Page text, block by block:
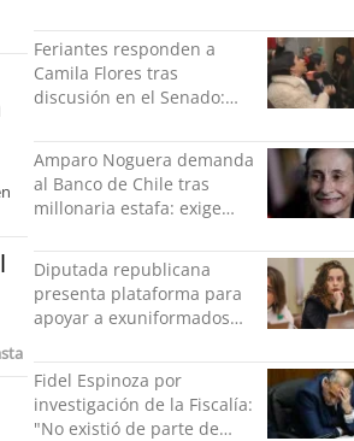
indolente"
Feriantes responden a
Camila Flores tras
discusión en el Senado:
orgullo”
Amparo Noguera demanda
al Banco de Chile tras
millonaria estafa: exige
Diputada republicana
presenta plataforma para
apoyar a exuniformados
social
Fidel Espinoza por
investigación de la Fiscalía:
"No existió de parte de